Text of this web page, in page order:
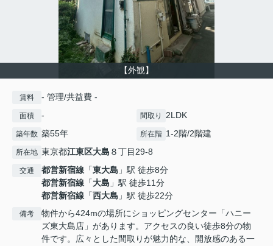
【外観】
賃料 - 管理/共益費 -
面積 - 間取り 2LDK
築年数 築55年 所在階 1-2階/2階建
所在地 東京都江東区大島 ８丁目29-8
交通 都営新宿線 「東大島 」駅 徒歩8分
都営新宿線 「大島 」駅 徒歩11分
都営新宿線 「西大島 」駅 徒歩22分
備考
物件から424mの場所にショッピングセンター「ハニー
ズ東大島店」があります。アクセスの良い徒歩8分の物
件です。広々とした間取りが魅力的な、開放感のある一